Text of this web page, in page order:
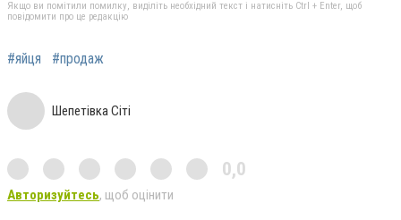
Якщо ви помітили помилку, виділіть необхідний текст і натисніть Ctrl + Enter, щоб
повідомити про це редакцію
#яйця #продаж
Шепетівка Сіті
0,0
Авторизуйтесь, щоб оцінити